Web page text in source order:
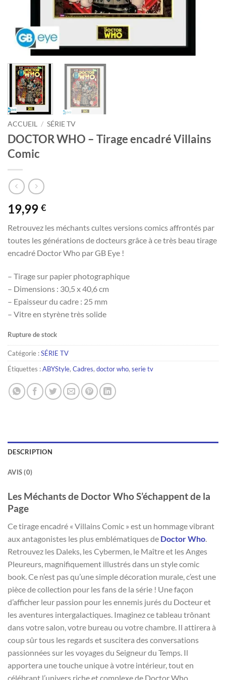
ACCUEIL / SÉRIE TV
DOCTOR WHO – Tirage encadré Villains
Comic
19,99 €
Retrouvez les méchants cultes versions comics affrontés par
toutes les générations de docteurs grâce à ce très beau tirage
encadré Doctor Who par GB Eye !
– Tirage sur papier photographique
– Dimensions : 30,5 x 40,6 cm
– Epaisseur du cadre : 25 mm
– Vitre en styrène très solide
Rupture de stock
Catégorie :SÉRIE TV
Étiquettes :ABYStyle, Cadres, doctor who, serie tv
DESCRIPTION
AVIS (0)
Les Méchants de Doctor Who S’échappent de la
Page
Ce tirage encadré « Villains Comic » est un hommage vibrant
aux antagonistes les plus emblématiques de Doctor Who
Retrouvez les Daleks, les Cybermen, le Maître et les Anges
Pleureurs, magnifiquement illustrés dans un style comic
book. Ce n’est pas qu’une simple décoration murale, c’est une
pièce de collection pour les fans de la série ! Une façon
d’afficher leur passion pour les ennemis jurés du Docteur et
les aventures intergalactiques. Imaginez ce tableau trônant
dans votre salon, votre bureau ou votre chambre. Il attirera à
coup sûr tous les regards et suscitera des conversations
passionnées sur les voyages du Seigneur du Temps. Il
apportera une touche unique à votre intérieur, tout en
célébrant l’univers riche et complexe de Doctor Who.